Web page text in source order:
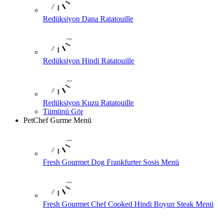
Redüksiyon Dana Ratatouille
Redüksiyon Hindi Ratatouille
Redüksiyon Kuzu Ratatouille
Tümünü Gör
PetChef Gurme Menü
Fresh Gourmet Dog Frankfurter Sosis Menü
Fresh Gourmet Chef Cooked Hindi Boyun Steak Menü